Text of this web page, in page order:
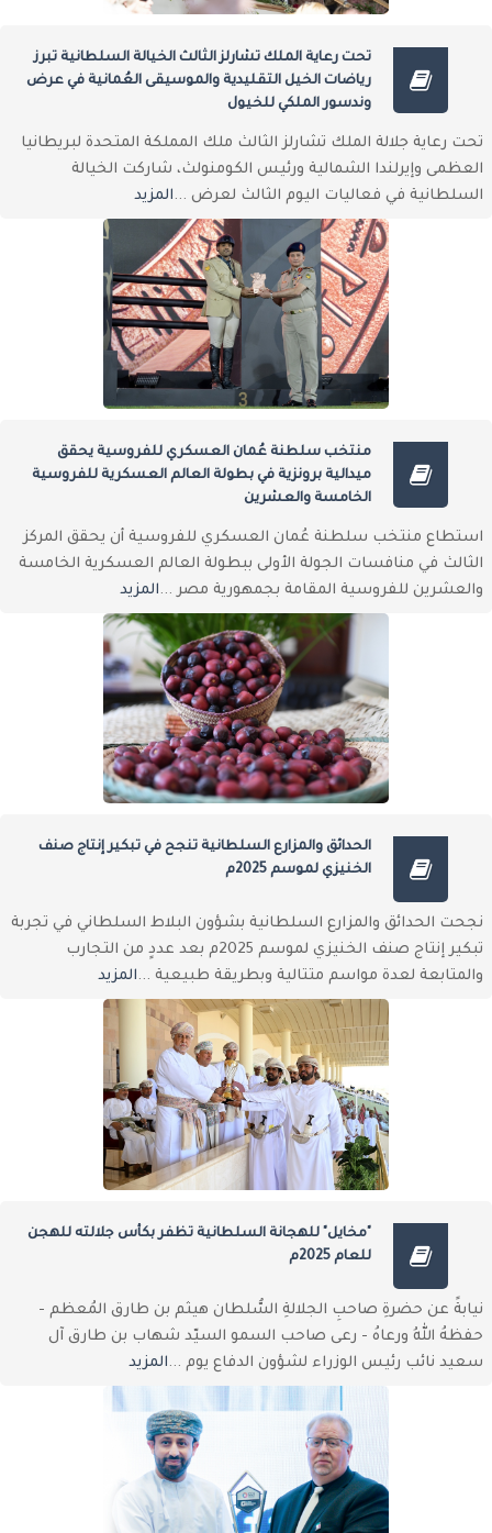
تحت رعاية الملك تشارلز الثالث الخيالة السلطانية تبرز
رياضات الخيل التقليدية والموسيقى العُمانية في عرض
وندسور الملكي للخيول
تحت رعاية جلالة الملك تشارلز الثالث ملك المملكة المتحدة لبريطانيا
العظمى وإيرلندا الشمالية ورئيس الكومنولث، شاركت الخيالة
السلطانية في فعاليات اليوم الثالث لعرض ... المزيد
منتخب سلطنة عُمان العسكري للفروسية يحقق
ميدالية برونزية في بطولة العالم العسكرية للفروسية
الخامسة والعشرين
استطاع منتخب سلطنة عُمان العسكري للفروسية أن يحقق المركز
الثالث في منافسات الجولة الأولى ببطولة العالم العسكرية الخامسة
والعشرين للفروسية المقامة بجمهورية مصر ... المزيد
الحدائق والمزارع السلطانية تنجح في تبكير إنتاج صنف
الخنيزي لموسم 2025م
نجحت الحدائق والمزارع السلطانية بشؤون البلاط السلطاني في تجربة
تبكير إنتاج صنف الخنيزي لموسم 2025م بعد عددٍ من التجارب
والمتابعة لعدة مواسم متتالية وبطريقة طبيعية ... المزيد
"مخايل" للهجانة السلطانية تظفر بكأس جلالته للهجن
للعام 2025م
نيابةً عن حضرةِ صاحبِ الجلالةِ السُّلطان هيثم بن طارق المُعظم -
حفظهُ اللهُ ورعاهُ - رعى صاحب السمو السيّد شهاب بن طارق آل
سعيد نائب رئيس الوزراء لشؤون الدفاع يوم ... المزيد